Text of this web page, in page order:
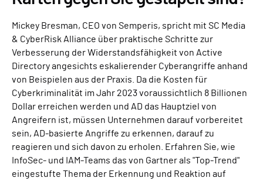
Mickey Bresman, CEO von Semperis, spricht mit SC Media
& CyberRisk Alliance über praktische Schritte zur
Verbesserung der Widerstandsfähigkeit von Active
Directory angesichts eskalierender Cyberangriffe anhand
von Beispielen aus der Praxis. Da die Kosten für
Cyberkriminalität im Jahr 2023 voraussichtlich 8 Billionen
Dollar erreichen werden und AD das Hauptziel von
Angreifern ist, müssen Unternehmen darauf vorbereitet
sein, AD-basierte Angriffe zu erkennen, darauf zu
reagieren und sich davon zu erholen. Erfahren Sie, wie
InfoSec- und IAM-Teams das von Gartner als "Top-Trend"
eingestufte Thema der Erkennung und Reaktion auf